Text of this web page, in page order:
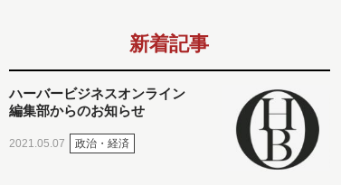
新着記事
ハーバービジネスオンライン
編集部からのお知らせ
2021.05.07 政治・経済